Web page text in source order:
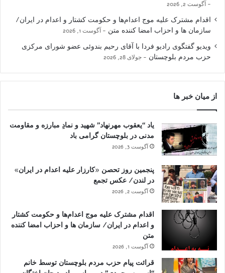
آگوست 2, 2026
اقدام مشترک علیه موج اعدام‌ها و حکومت کشتار و اعدام در ایران/
سازمان ها و احزاب امضا کننده متن
آگوست 1, 2026
ویدیو گفتگوی رادیو فردا با آقای رحیم بندوئی عضو شورای مرکزی
حزب مردم بلوچستان
جولای 28, 2026
از میان خبر ها
یاد “یعقوب مهرنهاد” شهید و نمادِ مبارزه و مقاومت
مدنی در بلوچستان گرامی باد
آگوست 3, 2026
پنجمین روز تحصن «کارزار علیه اعدام در ایران»
در لندن/ عکس تجمع
آگوست 2, 2026
اقدام مشترک علیه موج اعدام‌ها و حکومت کشتار
و اعدام در ایران/ سازمان ها و احزاب امضا کننده
متن
آگوست 1, 2026
قرائت پیام حزب مردم بلوچستان توسط خانم